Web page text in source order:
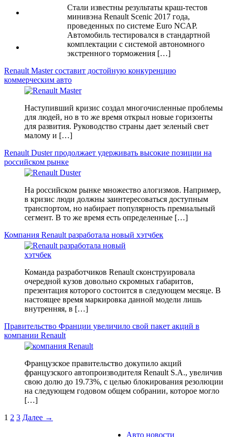
Стали известны результаты краш-тестов
минивэна Renault Scenic 2017 года,
проведенных по системе Euro NCAP.
Автомобиль тестировался в стандартной
комплектации с системой автономного
экстренного торможения […]
Renault Master составит достойную конкуренцию
коммерческим авто
Наступивший кризис создал многочисленные проблемы
для людей, но в то же время открыл новые горизонты
для развития. Руководство страны дает зеленый свет
малому и […]
Renault Duster продолжает удерживать высокие позиции на
российском рынке
На российском рынке множество алогизмов. Например,
в кризис люди должны заинтересоваться доступным
транспортом, но набирает популярность премиальный
сегмент. В то же время есть определенные […]
Компания Renault разработала новый хэтчбек
Команда разработчиков Renault сконструировала
очередной кузов довольно скромных габаритов,
презентация которого состоится в следующем месяце. В
настоящее время маркировка данной модели лишь
внутренняя, в […]
Правительство Франции увеличило свой пакет акций в
компании Renault
Французское правительство докупило акций
французского автопроизводителя Renault S.A., увеличив
свою долю до 19.73%, с целью блокирования резолюции
на следующем годовом общем собрании, которое могло
[…]
1 2 3 Далее →
Авто новости